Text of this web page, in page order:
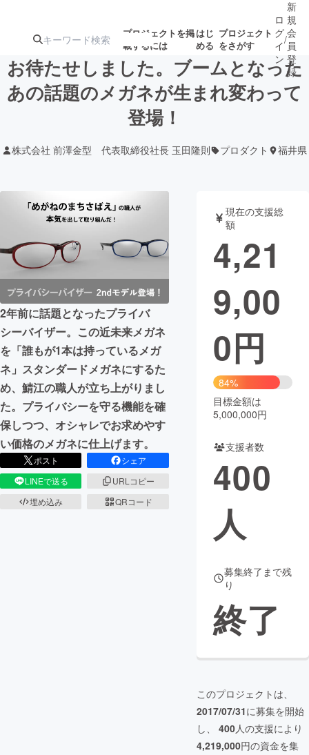
プロジェクトを掲
載するには
はじ
める
プロジェクト
をさがす
注目の新着プロ 募集終了が近いプ
テクノロジー・ガジェット
映像・映画 書籍・雑誌
ビジネス・起業 チャレンジ
まちづくり・地域活性化
CAMPFIRE for Social Good
CAMPFIRE Creation
CAMPFIREふるさと納税 machi-ya コミュニティ
ロ
グ
イ
ン
/
新
規
会
員
登
録
お待たせしました。ブームとなった
あの話題のメガネが生まれ変わって
登場！
株式会社 前澤金型 代表取締役社長 玉田隆則 プロダクト 福井県
2年前に話題となったプライバ
シーバイザー。この近未来メガネ
を「誰もが1本は持っているメガ
ネ」スタンダードメガネにするた
め、鯖江の職人が立ち上がりまし
た。プライバシーを守る機能を確
保しつつ、オシャレでお求めやす
い価格のメガネに仕上げます。
ポスト
シェア
LINEで送る
URLコピー
埋め込み
QRコード
現在の支援総
額
4,21
9,00
0円
84%
目標金額は
5,000,000円
支援者数
400
人
募集終了まで残
り
終了
このプロジェクトは、
2017/07/31に募集を開始
し、 400人の支援により
4,219,000円の資金を集